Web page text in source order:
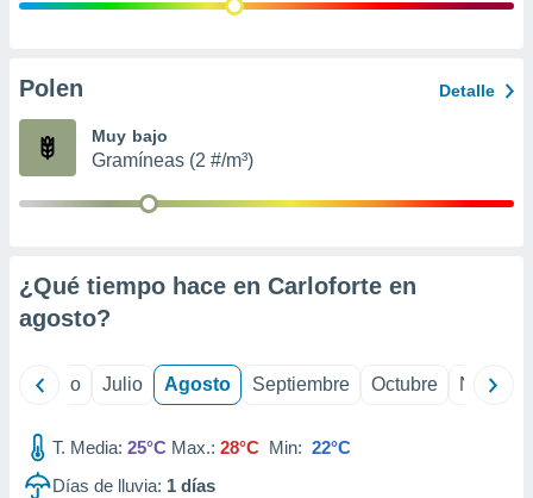
publicidad
de
Polen Detalle
Muy bajo
Gramíneas (2 #/m³)
¿Qué tiempo hace en Carloforte en
agosto?
Junio Julio Agosto Septiembre Octubre
T. Media: 25°C Max.: 28°C Min: 22°C
Días de lluvia: 1 días